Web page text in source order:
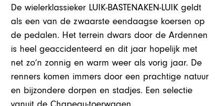
De wielerklassieker LUIK-BASTENAKEN-LUIK geldt
als een van de zwaarste eendaagse koersen op
de pedalen. Het terrein dwars door de Ardennen
is heel geaccidenteerd en dit jaar hopelijk met
net zo’n zonnig en warm weer als vorig jaar. De
renners komen immers door een prachtige natuur
en bijzondere dorpen en stadjes. Een selectie